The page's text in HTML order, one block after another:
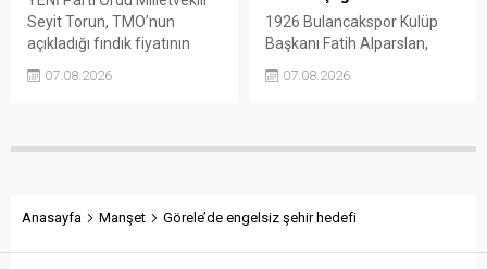
Seyit Torun, TMO’nun
açıkladığı fındık fiyatının
karşılamadığını söyledi.
“Üreticinin alın terini yabancı
07.08.2026
1926 Bulancakspor Kulüp
Başkanı Fatih Alparslan,
tesisleşmeden kurumsal
attıklarını belirterek iş
taraftarları kulübe destek
07.08.2026
Anasayfa Manşet Görele’de engelsiz şehir hedefi